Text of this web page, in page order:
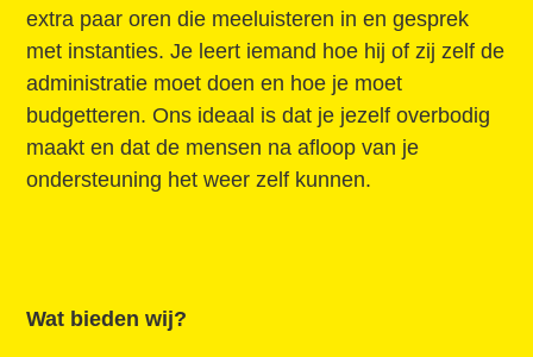
extra paar oren die meeluisteren in en gesprek
met instanties. Je leert iemand hoe hij of zij zelf de
administratie moet doen en hoe je moet
budgetteren. Ons ideaal is dat je jezelf overbodig
maakt en dat de mensen na afloop van je
ondersteuning het weer zelf kunnen.
Wat bieden wij?